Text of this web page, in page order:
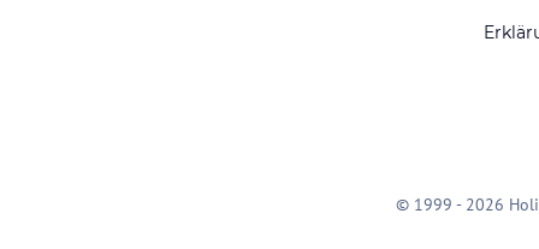
© 1999 - 2026